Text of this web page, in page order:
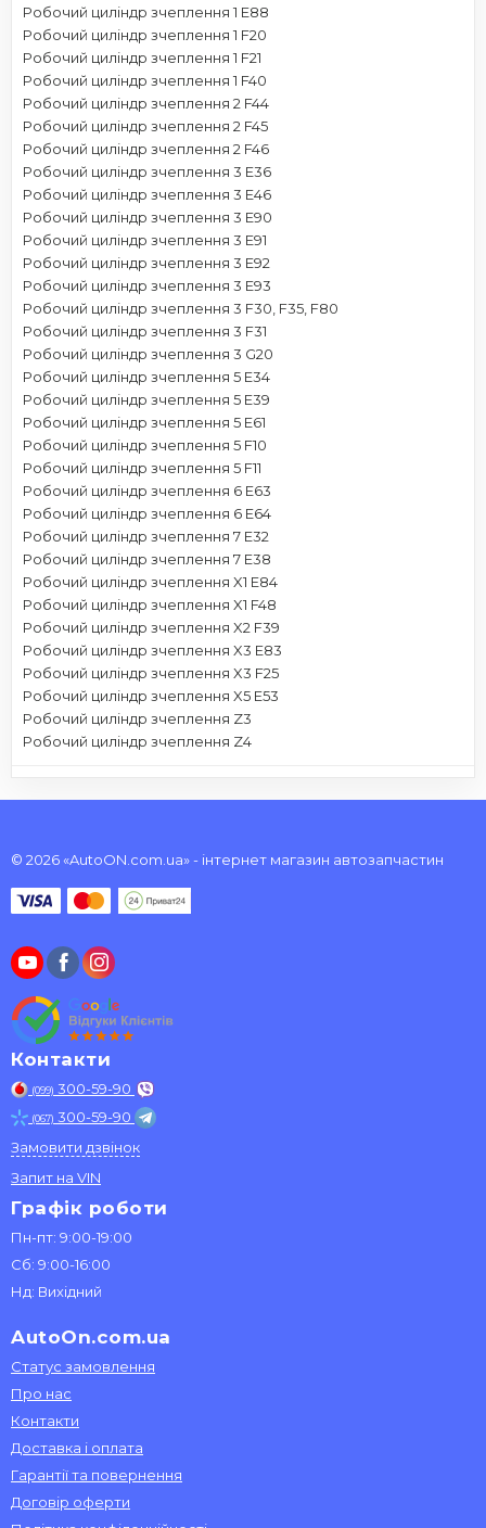
Робочий циліндр зчеплення 1 E88
Робочий циліндр зчеплення 1 F20
Робочий циліндр зчеплення 1 F21
Робочий циліндр зчеплення 1 F40
Робочий циліндр зчеплення 2 F44
Робочий циліндр зчеплення 2 F45
Робочий циліндр зчеплення 2 F46
Робочий циліндр зчеплення 3 E36
Робочий циліндр зчеплення 3 E46
Робочий циліндр зчеплення 3 E90
Робочий циліндр зчеплення 3 E91
Робочий циліндр зчеплення 3 E92
Робочий циліндр зчеплення 3 E93
Робочий циліндр зчеплення 3 F30, F35, F80
Робочий циліндр зчеплення 3 F31
Робочий циліндр зчеплення 3 G20
Робочий циліндр зчеплення 5 E34
Робочий циліндр зчеплення 5 E39
Робочий циліндр зчеплення 5 E61
Робочий циліндр зчеплення 5 F10
Робочий циліндр зчеплення 5 F11
Робочий циліндр зчеплення 6 E63
Робочий циліндр зчеплення 6 E64
Робочий циліндр зчеплення 7 E32
Робочий циліндр зчеплення 7 E38
Робочий циліндр зчеплення X1 E84
Робочий циліндр зчеплення X1 F48
Робочий циліндр зчеплення X2 F39
Робочий циліндр зчеплення X3 E83
Робочий циліндр зчеплення X3 F25
Робочий циліндр зчеплення X5 E53
Робочий циліндр зчеплення Z3
Робочий циліндр зчеплення Z4
© 2026 «AutoON.com.ua» - інтернет магазин автозапчастин
Контакти
(099) 300-59-90
(067) 300-59-90
Замовити дзвінок
Запит на VIN
Графік роботи
Пн-пт: 9:00-19:00
Сб: 9:00-16:00
Нд: Вихідний
AutoOn.com.ua
Статус замовлення
Про нас
Контакти
Доставка і оплата
Гарантії та повернення
Договір оферти